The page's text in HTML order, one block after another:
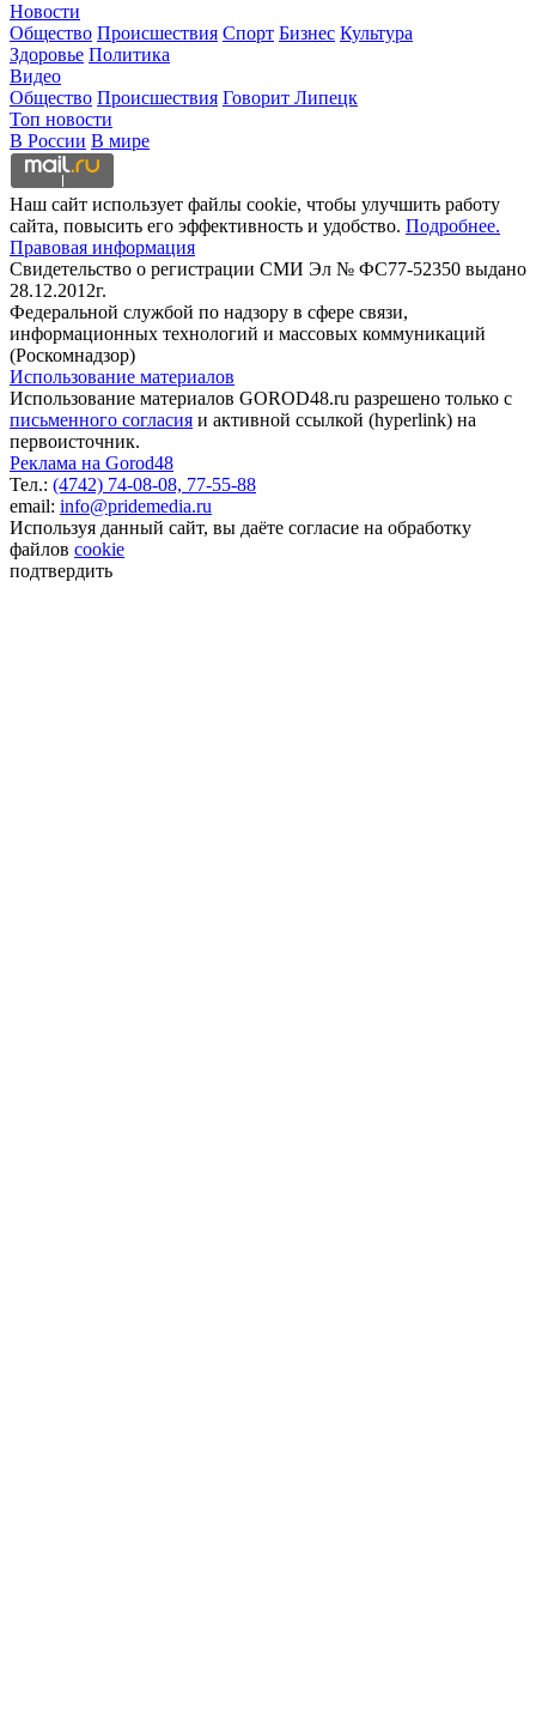
Новости
Общество Происшествия Спорт Бизнес Культура
Здоровье Политика
Видео
Общество Происшествия Говорит Липецк
Топ новости
В России В мире
Наш сайт использует файлы cookie, чтобы улучшить работу
сайта, повысить его эффективность и удобство. Подробнее.
Правовая информация
Свидетельство о регистрации СМИ Эл № ФС77-52350 выдано
28.12.2012г.
Федеральной службой по надзору в сфере связи,
информационных технологий и массовых коммуникаций
(Роскомнадзор)
Использование материалов
Использование материалов GOROD48.ru разрешено только с
письменного согласия и активной ссылкой (hyperlink) на
первоисточник.
Реклама на Gorod48
Тел.: (4742) 74-08-08, 77-55-88
email: info@pridemedia.ru
Используя данный сайт, вы даёте согласие на обработку
файлов cookie
подтвердить